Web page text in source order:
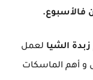
فالأسبوع.
زبدة الشيا لعمل
و أهم الماسكات